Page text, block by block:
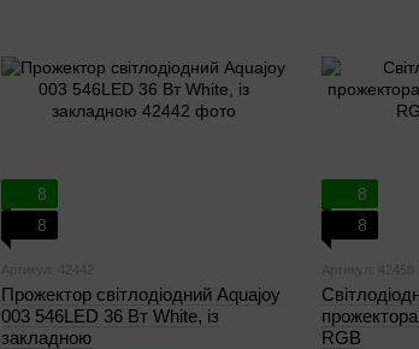
8
8
Артикул: 42442
Прожектор cвітлодіодний Aquajoy
003 546LED 36 Вт White, із
закладною
8
8
Артикул: 42458
RGB